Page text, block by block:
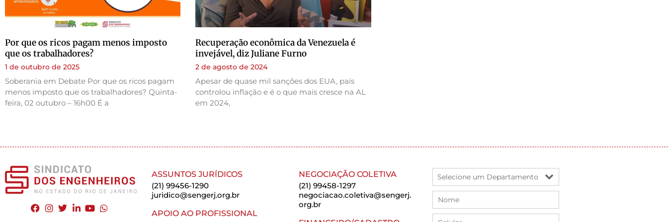
Por que os ricos pagam menos imposto
que os trabalhadores?
1 de outubro de 2025
Soberania em Debate Por que os ricos pagam
menos imposto que os trabalhadores? Quinta-
feira, 02 outubro – 16h00 É a
Recuperação econômica da Venezuela é
invejável, diz Juliane Furno
2 de agosto de 2024
Apesar de quase mil sanções dos EUA, país
controlou inflação e é o que mais cresce na AL
em 2024,
ASSUNTOS JURÍDICOS
(21) 99456-1290
juridico@sengerj.org.br
APOIO AO PROFISSIONAL
NEGOCIAÇÃO COLETIVA
(21) 99458-1297
negociacao.coletiva@sengerj.
org.br